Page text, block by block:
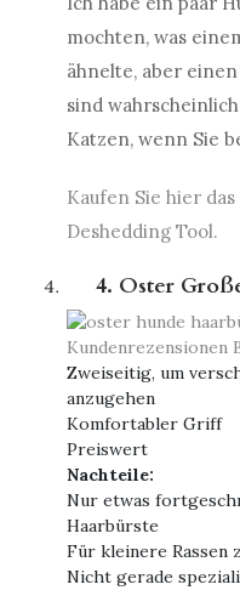
mochten, was
ähnelte, aber
sind
Katzen, wenn Sie
Kaufen Sie hier
Deshedding Tool.
4. Oster
Kundenrezensionen
Zweiseitig, um
anzugehen
Komfortabler Griff
Preiswert
Nachteile:
Nur etwas
Haarbürste
Für kleinere Rassen
Nicht gerade